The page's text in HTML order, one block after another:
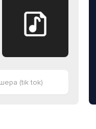
(tik tok)